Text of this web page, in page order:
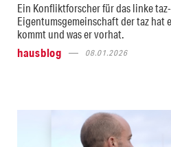
Ein Konfliktforscher für das linke
Eigentumsgemeinschaft der taz hat
kommt und was er vorhat.
hausblog
08.01.2026